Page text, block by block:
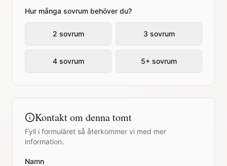
Hur många sovrum behöver du?
2 sovrum 3 sovrum
4 sovrum 5+ sovrum
Kontakt om denna tomt
Fyll i formuläret så återkommer vi med mer
information.
Namn